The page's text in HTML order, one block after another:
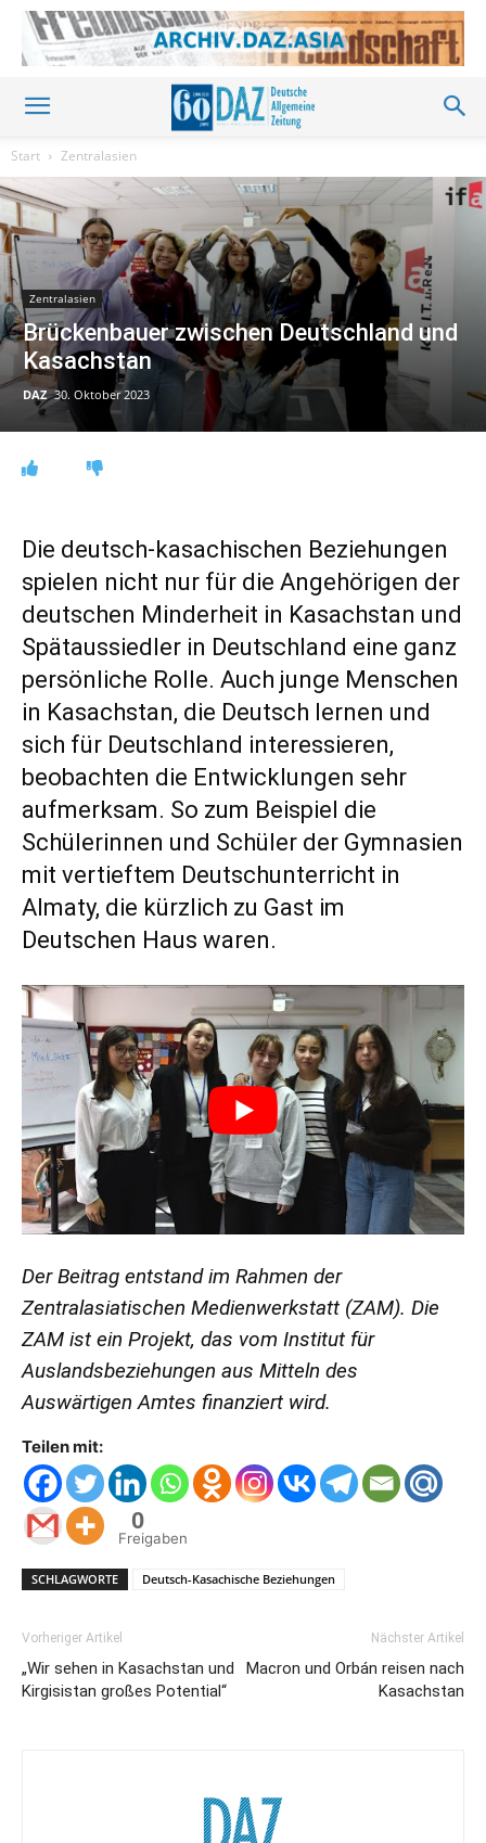
Start Zentralasien
Zentralasien
Brückenbauer zwischen Deutschland und
Kasachstan
DAZ 30. Oktober 2023
Die deutsch-kasachischen Beziehungen
spielen nicht nur für die Angehörigen der
deutschen Minderheit in Kasachstan und
Spätaussiedler in Deutschland eine ganz
persönliche Rolle. Auch junge Menschen
in Kasachstan, die Deutsch lernen und
sich für Deutschland interessieren,
beobachten die Entwicklungen sehr
aufmerksam. So zum Beispiel die
Schülerinnen und Schüler der Gymnasien
mit vertieftem Deutschunterricht in
Almaty, die kürzlich zu Gast im
Deutschen Haus waren.
Der Beitrag entstand im Rahmen der
Zentralasiatischen Medienwerkstatt (ZAM). Die
ZAM ist ein Projekt, das vom Institut für
Auslandsbeziehungen aus Mitteln des
Auswärtigen Amtes finanziert wird.
Teilen mit:
0
Freigaben
SCHLAGWORTE Deutsch-Kasachische Beziehungen
Vorheriger Artikel
„Wir sehen in Kasachstan und
Kirgisistan großes Potential“
Nächster Artikel
Macron und Orbán reisen nach
Kasachstan